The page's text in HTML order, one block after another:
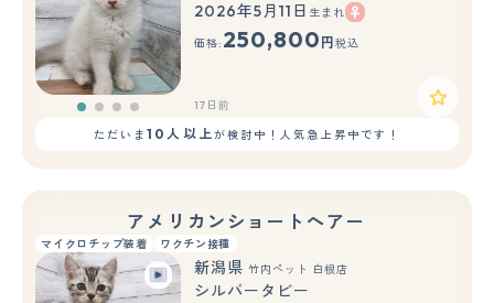
2026年5月11日 生まれ
価格: 250,800 円 税込
17日前
ただいま10人以上が検討中！人気急上昇中です！
アメリカンショートヘアー
マイクロチップ装着 ワクチン接種
新潟県 竹内ペット 白根店
シルバータビー